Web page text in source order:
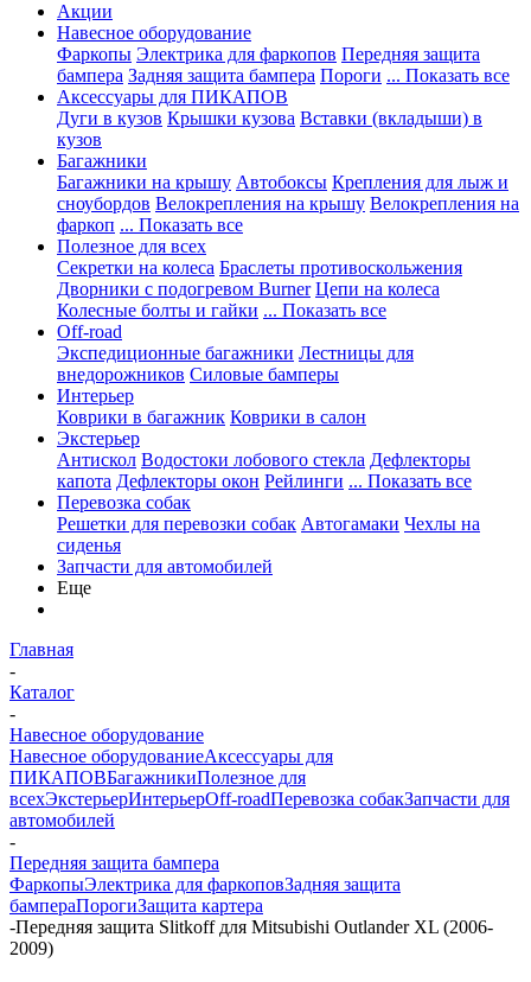
Акции
Навесное оборудование
Фаркопы Электрика для фаркопов Передняя защита
бампера Задняя защита бампера Пороги ... Показать все
Аксессуары для ПИКАПОВ
Дуги в кузов Крышки кузова Вставки (вкладыши) в
кузов
Багажники
Багажники на крышу Автобоксы Крепления для лыж и
сноубордов Велокрепления на крышу Велокрепления на
фаркоп ... Показать все
Полезное для всех
Секретки на колеса Браслеты противоскольжения
Дворники с подогревом Burner Цепи на колеса
Колесные болты и гайки ... Показать все
Off-road
Экспедиционные багажники Лестницы для
внедорожников Силовые бамперы
Интерьер
Коврики в багажник Коврики в салон
Экстерьер
Антискол Водостоки лобового стекла Дефлекторы
капота Дефлекторы окон Рейлинги ... Показать все
Перевозка собак
Решетки для перевозки собак Автогамаки Чехлы на
сиденья
Запчасти для автомобилей
Еще
Главная
-
Каталог
-
Навесное оборудование
Навесное оборудованиеАксессуары для
ПИКАПОВБагажникиПолезное для
всехЭкстерьерИнтерьерOff-roadПеревозка собакЗапчасти для
автомобилей
-
Передняя защита бампера
ФаркопыЭлектрика для фаркоповЗадняя защита
бампераПорогиЗащита картера
-Передняя защита Slitkoff для Mitsubishi Outlander XL (2006-
2009)